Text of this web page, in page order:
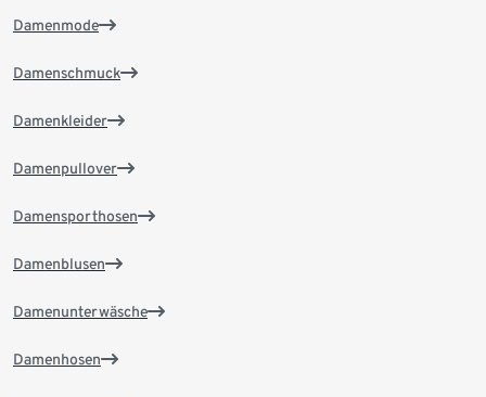
Damenmode
Damenschmuck
Damenkleider
Damenpullover
Damensporthosen
Damenblusen
Damenunterwäsche
Damenhosen